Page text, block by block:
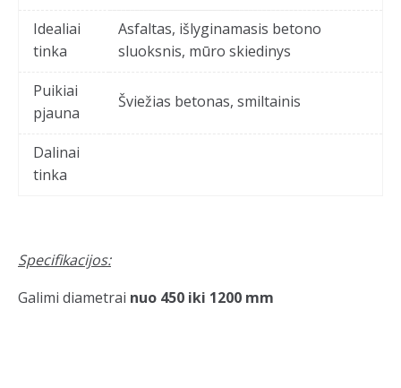
Idealiai
tinka
Asfaltas, išlyginamasis betono
sluoksnis, mūro skiedinys
Puikiai
pjauna
Šviežias betonas, smiltainis
Dalinai
tinka
Specifikacijos:
Galimi diametrai nuo 450 iki 1200 mm